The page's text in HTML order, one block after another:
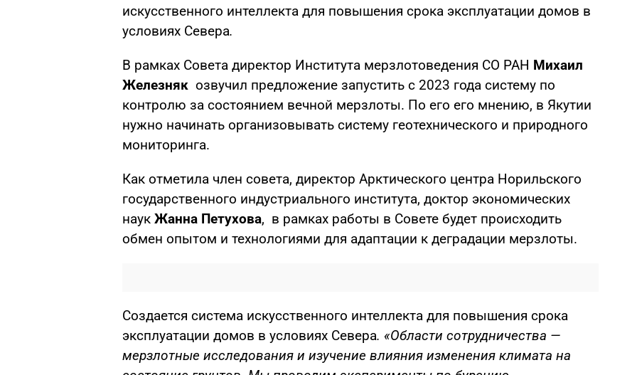
искусственного интеллекта для повышения срока эксплуатации домов в
условиях Севера.
В рамках Совета директор Института мерзлотоведения СО РАН Михаил
Железняк озвучил предложение запустить с 2023 года систему по
контролю за состоянием вечной мерзлоты. По его его мнению, в Якутии
нужно начинать организовывать систему геотехнического и природного
мониторинга.
Как отметила член совета, директор Арктического центра Норильского
государственного индустриального института, доктор экономических
наук Жанна Петухова, в рамках работы в Совете будет происходить
обмен опытом и технологиями для адаптации к деградации мерзлоты.
Создается система искусственного интеллекта для повышения срока
эксплуатации домов в условиях Севера. «Области сотрудничества —
мерзлотные исследования и изучение влияния изменения климата на